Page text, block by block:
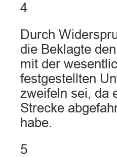
4
Durch
die Beklagte
mit der
festgestellten
zweifeln sei, da
Strecke
habe.
5